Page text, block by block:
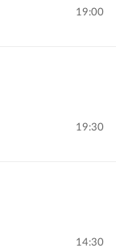
19:00
19:30
14:30